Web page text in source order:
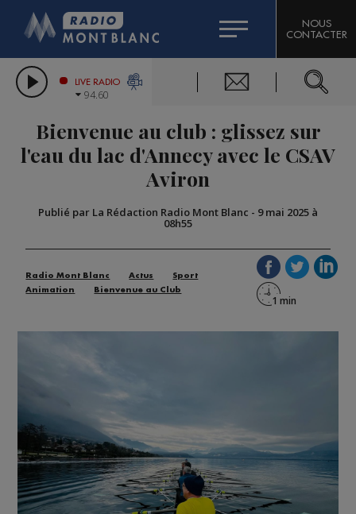
LES CHRONIQUES DE L'EXPERT
CITIZEN MACHINERY
GRAND MASSIF DOMAINES SKIABLES
BIGARD
COMPAGNIE DU MONT-BLANC
NOUS
CONTACTER
LIVE RADIO
94.60
Bienvenue au club : glissez sur
l'eau du lac d'Annecy avec le CSAV
Aviron
Publié par La Rédaction Radio Mont Blanc - 9 mai 2025 à
08h55
Radio Mont Blanc Actus
Sport
Animation
Bienvenue au Club